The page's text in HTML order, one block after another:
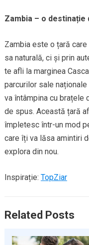
Zambia – o destinație
Zambia este o țară
sa naturală, ci și prin
te afli la marginea
parcurilor sale
va întâmpina cu
de spus. Această țară
împletesc într-un mod
care îți va lăsa amintiri
explora din nou.
Inspirație: TopZiar
Related Posts